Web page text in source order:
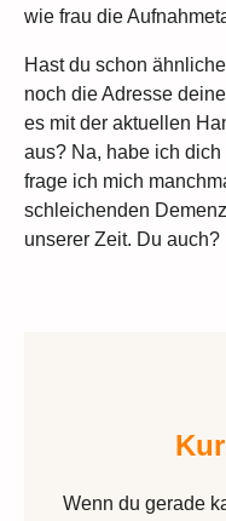
wie frau die
Hast du schon
noch die Adresse
es mit der aktuellen
aus? Na, habe ich
frage ich mich
schleichenden
unserer Zeit. Du auch?
Wenn du gerade